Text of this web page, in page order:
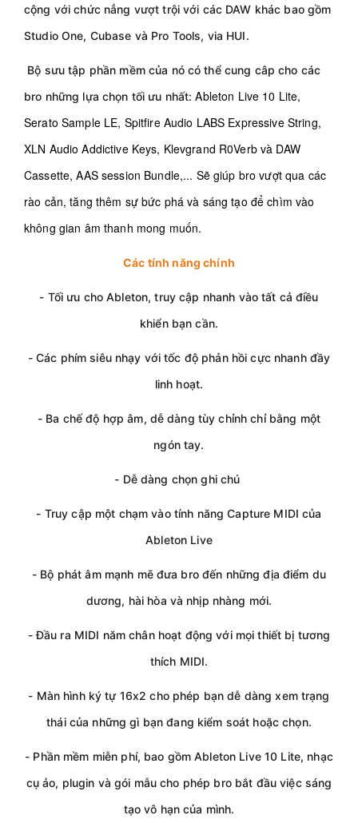
cộng với chức nẳng vượt trội với các DAW khác bao gồm
Studio One, Cubase và Pro Tools, via HUI.
Bộ sưu tập phần mềm của nó có thể cung câp cho các
bro những lựa chọn tối ưu nhất:Ableton Live 10 Lite,
Serato Sample LE, Spitfire Audio LABS Expressive String,
XLN Audio Addictive Keys, Klevgrand R0Verb và DAW
Cassette, AAS session Bundle,... Sẽ giúp bro vượt qua các
rào cản, tăng thêm sự bức phá và sáng tạo để chìm vào
không gian âm thanh mong muốn.
Các tính năng chính
- Tối ưu cho Ableton, truy cập nhanh vào tất cả điều
khiển bạn cần.
- Các phím siêu nhạy với tốc độ phản hồi cực nhanh đầy
linh hoạt.
- Ba chế độ hợp âm, dễ dàng tùy chỉnh chỉ bằng một
ngón tay.
- Dễ dàng chọn ghi chú
- Truy cập một chạm vào tính năng Capture MIDI của
Ableton Live
- Bộ phát âm mạnh mẽ đưa bro đến những địa điểm du
dương, hài hòa và nhịp nhàng mới.
- Đầu ra MIDI năm chân hoạt động với mọi thiết bị tương
thích MIDI.
- Màn hình ký tự 16x2 cho phép bạn dễ dàng xem trạng
thái của những gì bạn đang kiểm soát hoặc chọn.
- Phần mềm miễn phí, bao gồm Ableton Live 10 Lite, nhạc
cụ ảo, plugin và gói mẫu cho phép bro bắt đầu việc sáng
tạo vô hạn của mình.